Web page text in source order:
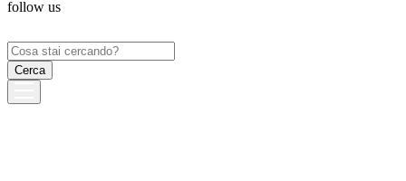
follow us
Ricerca
per: